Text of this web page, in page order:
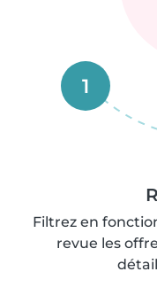
1
Filtrez en
revue les